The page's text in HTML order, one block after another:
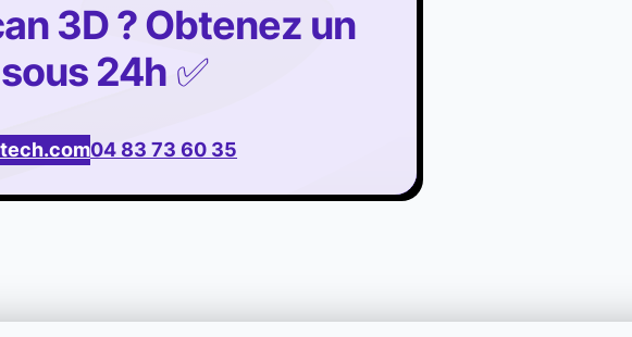
3D ? Obtenez un
24h✅
04 83 73 60 35